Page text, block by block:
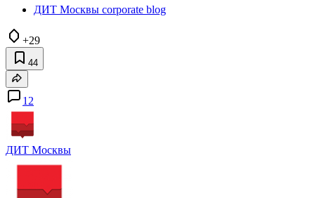
ДИТ Москвы corporate blog
+29
44
12
ДИТ Москвы